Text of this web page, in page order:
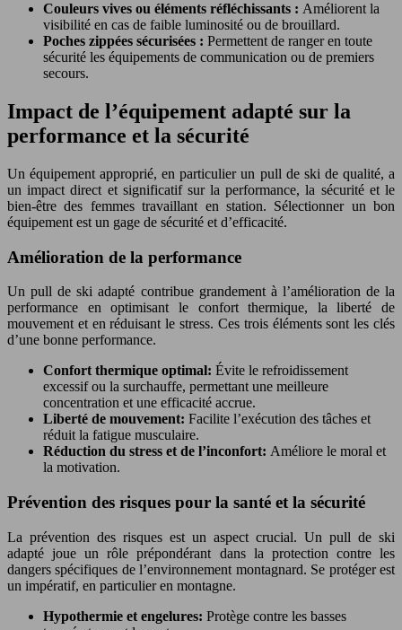
Couleurs vives ou éléments réfléchissants : Améliorent la
visibilité en cas de faible luminosité ou de brouillard.
Poches zippées sécurisées : Permettent de ranger en toute
sécurité les équipements de communication ou de premiers
secours.
Impact de l’équipement adapté sur la
performance et la sécurité
Un équipement approprié, en particulier un pull de ski de qualité, a
un impact direct et significatif sur la performance, la sécurité et le
bien-être des femmes travaillant en station. Sélectionner un bon
équipement est un gage de sécurité et d’efficacité.
Amélioration de la performance
Un pull de ski adapté contribue grandement à l’amélioration de la
performance en optimisant le confort thermique, la liberté de
mouvement et en réduisant le stress. Ces trois éléments sont les clés
d’une bonne performance.
Confort thermique optimal: Évite le refroidissement
excessif ou la surchauffe, permettant une meilleure
concentration et une efficacité accrue.
Liberté de mouvement: Facilite l’exécution des tâches et
réduit la fatigue musculaire.
Réduction du stress et de l’inconfort: Améliore le moral et
la motivation.
Prévention des risques pour la santé et la sécurité
La prévention des risques est un aspect crucial. Un pull de ski
adapté joue un rôle prépondérant dans la protection contre les
dangers spécifiques de l’environnement montagnard. Se protéger est
un impératif, en particulier en montagne.
Hypothermie et engelures: Protège contre les basses